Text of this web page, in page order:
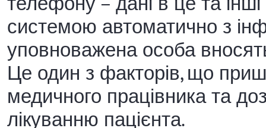
системою автоматично з
уповноважена особа
Це один з факторів, що
медичного працівника та
лікуванню пацієнта.